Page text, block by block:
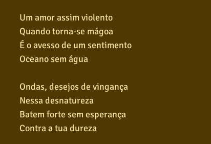
Um amor assim violento
Quando torna-se mágoa
É o avesso de um sentimento
Oceano sem água
Ondas, desejos de vingança
Nessa desnatureza
Batem forte sem esperança
Contra a tua dureza